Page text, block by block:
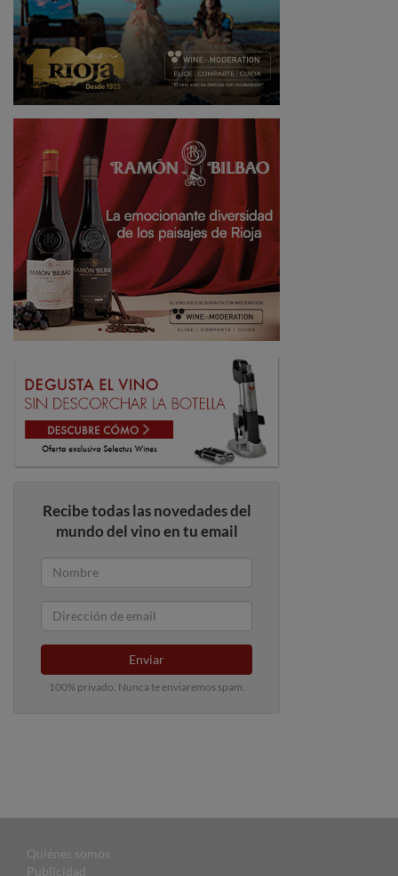
Recibe todas las novedades del
mundo del vino en tu email
Enviar
100% privado. Nunca te enviaremos spam.
Quiénes somos
Publicidad